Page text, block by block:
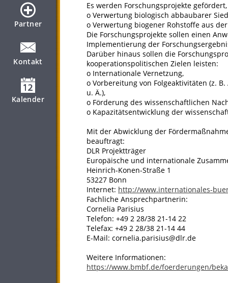
Partner
Kontakt
Kalender
Es werden Forschungsprojekte
o Verwertung biologisch abbaubarer
o Verwertung biogener Rohstoffe aus
Die Forschungsprojekte sollen einen
Implementierung der
Darüber hinaus sollen die
kooperationspolitischen Zielen leisten:
o Internationale Vernetzung,
o Vorbereitung von Folgeaktivitäten (z.
u. Ä.),
o Förderung des wissenschaftlichen
o Kapazitätsentwicklung der
Mit der Abwicklung der
beauftragt:
DLR Projektträger
Europäische und internationale
Heinrich-Konen-Straße 1
53227 Bonn
Internet: http://www.internationales-
Fachliche Ansprechpartnerin:
Cornelia Parisius
Telefon: +49 2 28/38 21-14 22
Telefax: +49 2 28/38 21-14 44
E-Mail: cornelia.parisius@dlr.de
Weitere Informationen:
https://www.bmbf.de/foerderungen/